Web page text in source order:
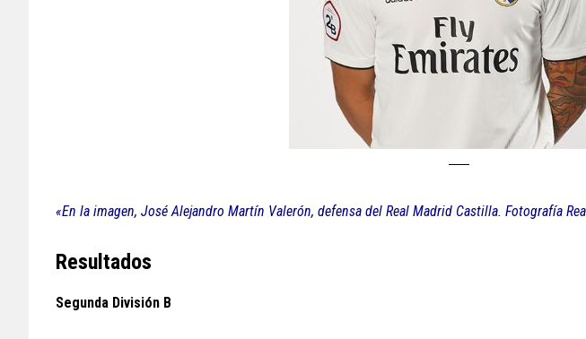
«En la imagen, José Alejandro Martín Valerón, defensa del Real Madrid Castilla. Fotografía
Resultados
Segunda División B